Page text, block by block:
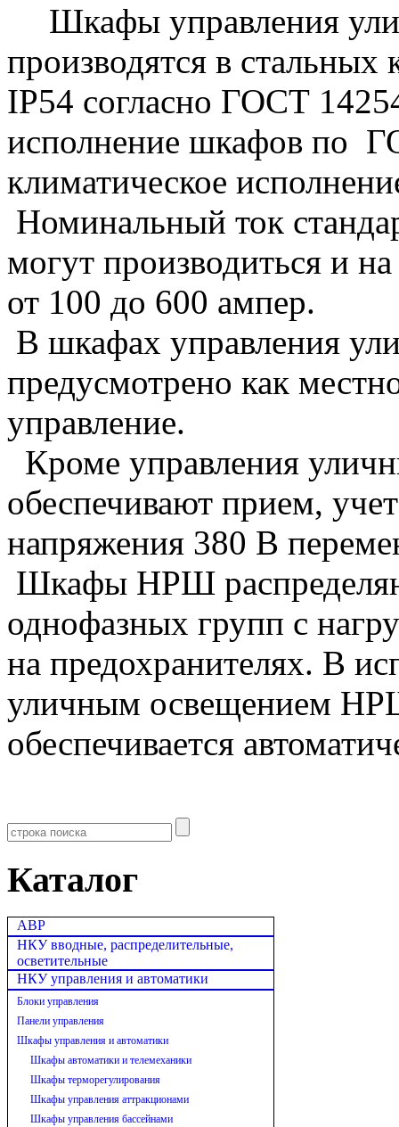
Шкафы управления
производятся в
IP54 согласно ГОСТ
исполнение шкафов по
климатическое
Номинальный ток
могут производиться и
от 100 до 600 ампер.
В шкафах управления
предусмотрено как
управление.
Кроме управления
обеспечивают прием,
напряжения 380 В
Шкафы НРШ
однофазных групп с
на предохранителях. В
уличным освещением
обеспечивается
Каталог
АВР
НКУ вводные, распределительные,
осветительные
НКУ управления и автоматики
Блоки управления
Панели управления
Шкафы управления и автоматики
Шкафы автоматики и телемеханики
Шкафы терморегулирования
Шкафы управления аттракционами
Шкафы управления бассейнами